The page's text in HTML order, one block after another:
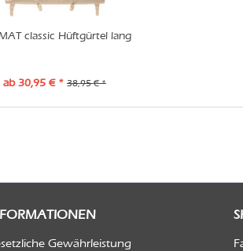
classic Hüftgürtel lang
ab 30,95 € * 38,95 € *
Gewährleistung